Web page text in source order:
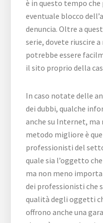
è in questo tempo
eventuale blocco
denuncia. Oltre a
serie, dovete riuscire
potrebbe essere
il sito proprio della
In caso notate delle
dei dubbi, qualche
anche su Internet,
metodo migliore è
professionisti del
quale sia l’oggetto
ma non meno
dei professionisti che
qualità degli oggetti
offrono anche una